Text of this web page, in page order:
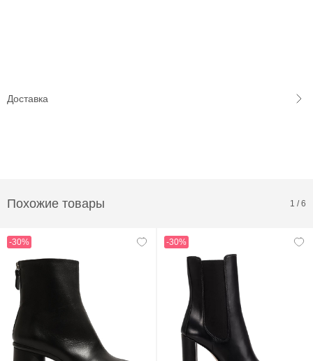
Доставка
Похожие товары 1 /6
-30% -30%